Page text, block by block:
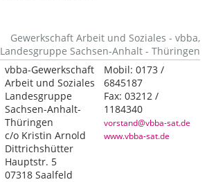
Gewerkschaft Arbeit und Soziales - vbba,
Landesgruppe Sachsen-Anhalt - Thüringen
vbba-Gewerkschaft
Arbeit und Soziales
Landesgruppe
Sachsen-Anhalt-
Thüringen
c/o Kristin Arnold
Dittrichshütter
Hauptstr. 5
07318 Saalfeld
Mobil:0173 /
6845187
Fax:03212 /
1184340
vorstand@vbba-sat.de
www.vbba-sat.de